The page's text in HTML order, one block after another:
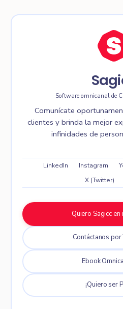
Software omnicanal de
Comunícate
clientes y brinda la mejor
infinidades de
LinkedIn Instagram
X (Twitter)
Quiero Sagicc en
Contáctanos
Ebook
¡Quiero ser